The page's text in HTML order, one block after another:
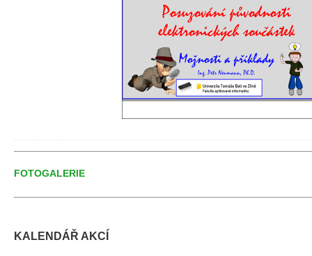
FOTOGALERIE
KALENDÁŘ AKCÍ